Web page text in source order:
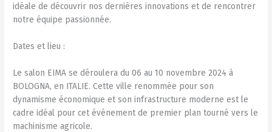
idéale de découvrir nos dernières innovations et de rencontrer
notre équipe passionnée.
Dates et lieu :
Le salon EIMA se déroulera du 06 au 10 novembre 2024 à
BOLOGNA, en ITALIE. Cette ville renommée pour son
dynamisme économique et son infrastructure moderne est le
cadre idéal pour cet événement de premier plan tourné vers le
machinisme agricole.